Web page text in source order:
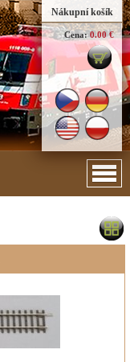
Nákupní košík
Cena: 0.00 €